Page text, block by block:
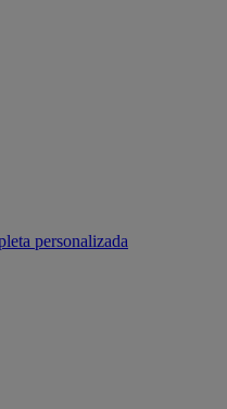
personalizada